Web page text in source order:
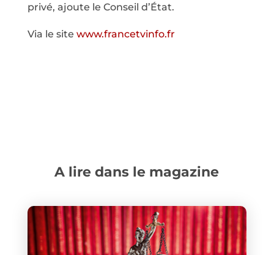
privé, ajoute le Conseil d’État.
Via le site www.francetvinfo.fr
A lire dans le magazine